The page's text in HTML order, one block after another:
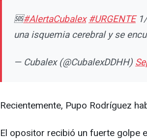
🆘#AlertaCubalex #URGENTE1/
una isquemia cerebral y se
— Cubalex (@CubalexDDHH)
Recientemente, Pupo Rodríguez
El opositor recibió un fuerte golpe